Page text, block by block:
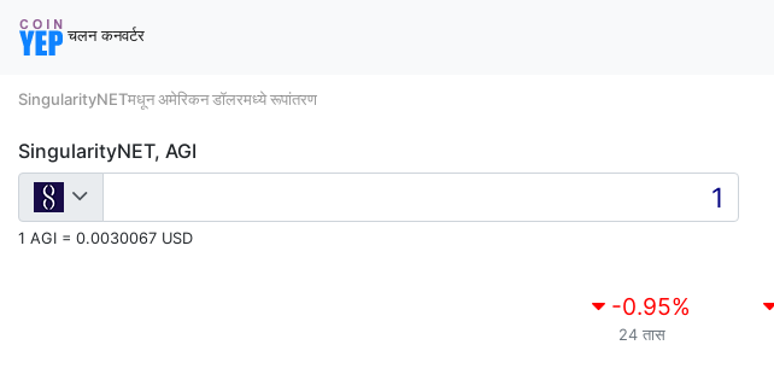
चलन कनवर्टर
SingularityNETमधून अमेरिकन डॉलरमध्ये रूपांतरण
SingularityNET, AGI
1 AGI = 0.0030067 USD
-0.95%
24 तास